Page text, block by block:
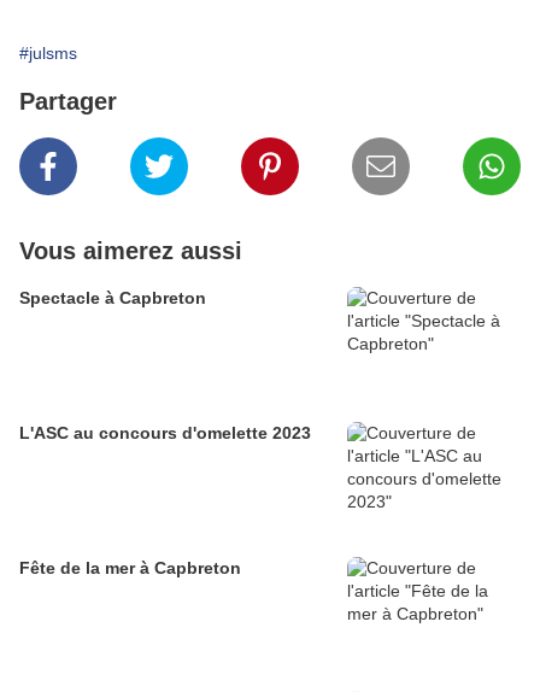
#julsms
Partager
Vous aimerez aussi
Spectacle à Capbreton
L'ASC au concours d'omelette 2023
Fête de la mer à Capbreton